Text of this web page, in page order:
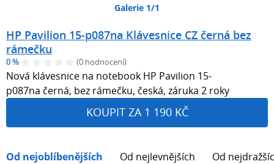
Galerie 1/1
HP Pavilion 15-p087na Klávesnice CZ černá bez
rámečku
0 % (0 hodnocení)
Nová klávesnice na notebook HP Pavilion 15-
p087na černá, bez rámečku, česká, záruka 2 roky
KOUPIT ZA 1 190 KČ
Od nejoblíbenějších Od nejlevnějších Od